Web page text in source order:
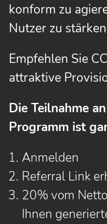
konform zu
Nutzer zu
Empfehlen Sie
attraktive
Die Teilnahme
Programm ist
Anmelden
Referral Link
20% vom
Ihnen